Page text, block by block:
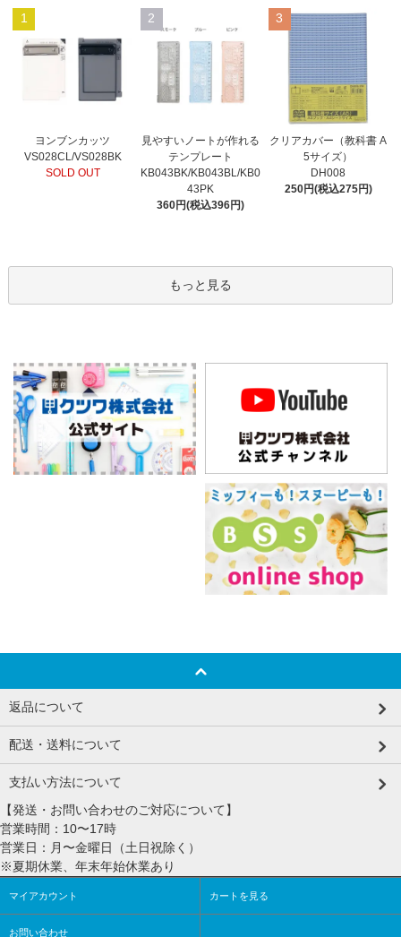
1
ヨンブンカッツ
VS028CL/VS028BK
SOLD OUT
2
見やすいノートが作れる
テンプレート
KB043BK/KB043BL/KB0
43PK
360円(税込396円)
3
クリアカバー（教科書 A
5サイズ）
DH008
250円(税込275円)
もっと見る
返品について
配送・送料について
支払い方法について
【発送・お問い合わせのご対応について】
営業時間：10〜17時
営業日：月〜金曜日（土日祝除く）
※夏期休業、年末年始休業あり
マイアカウント カートを見る
お問い合わせ